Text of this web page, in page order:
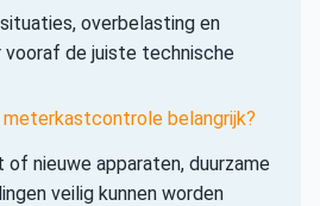
overbelasting en
de juiste technische
meterkastcontrole belangrijk?
nieuwe apparaten, duurzame
veilig kunnen worden